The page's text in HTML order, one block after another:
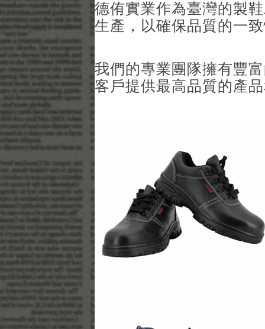
德侑實業作為臺灣的製
生產，以確保品質的一
我們的專業團隊擁有豐
客戶提供最高品質的產